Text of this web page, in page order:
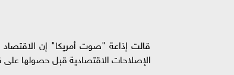
قالت إذاعة "صوت أمريكا" إن
الإصلاحات الاقتصادية قبل حصولها على قرض صندوق النقد